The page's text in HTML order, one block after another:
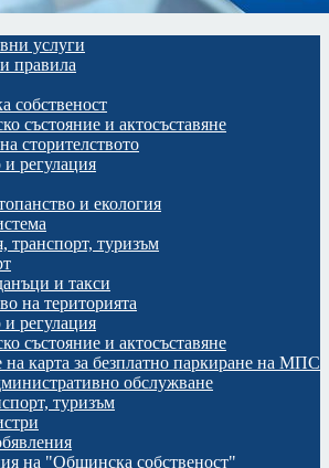
услуги
правила
собственост
състояние и актосъставяне
сторителството
и регулация
и екология
транспорт, туризъм
и такси
на територията
и регулация
състояние и актосъставяне
на карта за безплатно паркиране на МПС
обслужване
туризъм
на "Общинска собственост"